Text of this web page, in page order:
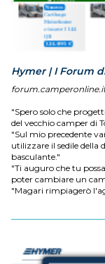
Hymer | I Forum
"Spero solo che
del vecchio camper di
"Sul mio precedente
utilizzare il sedile della
basculante."
"Ti auguro che tu
poter cambiare un
"Magari rimpiagerò